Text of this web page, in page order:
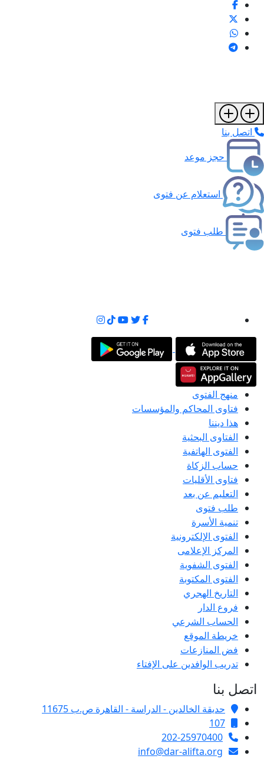
اتصل بنا
حجز موعد
استعلام عن فتوى
طلب فتوى
منهج الفتوى
فتاوى المحاكم والمؤسسات
هذا ديننا
الفتاوى البحثية
الفتوى الهاتفية
حساب الزكاة
فتاوى الأقليات
التعليم عن بعد
طلب فتوى
تنمية الأسرة
الفتوى الإلكترونية
المركز الإعلامى
الفتوى الشفوية
الفتوى المكتوبة
التاريخ الهجري
فروع الدار
الحساب الشرعي
خريطة الموقع
فض المنازعات
تدريب الوافدين على الإفتاء
اتصل بنا
حديقة الخالدين - الدراسة - القاهرة ص.ب 11675
107
202-25970400
info@dar-alifta.org